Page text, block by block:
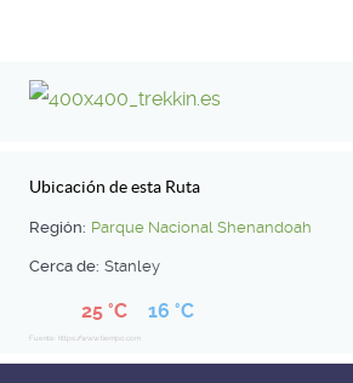
Ubicación de esta Ruta
Región: Parque Nacional Shenandoah
Cerca de: Stanley
25 °C 16 °C
Fuente: https://www.tiempo.com